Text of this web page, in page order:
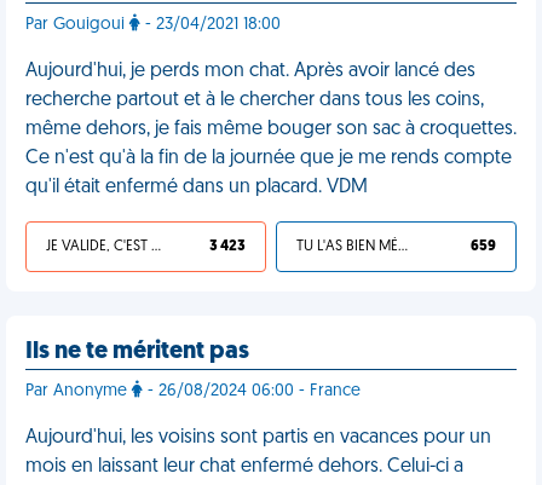
Par Gouigoui - 23/04/2021 18:00
Aujourd'hui, je perds mon chat. Après avoir lancé des
recherche partout et à le chercher dans tous les coins,
même dehors, je fais même bouger son sac à croquettes.
Ce n'est qu'à la fin de la journée que je me rends compte
qu'il était enfermé dans un placard. VDM
JE VALIDE, C'EST UNE VDM 3 423 TU L'AS BIEN MÉRITÉ 659
Ils ne te méritent pas
Par Anonyme - 26/08/2024 06:00 - France
Aujourd'hui, les voisins sont partis en vacances pour un
mois en laissant leur chat enfermé dehors. Celui-ci a